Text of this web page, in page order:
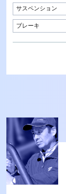
サスペンション
ブレーキ